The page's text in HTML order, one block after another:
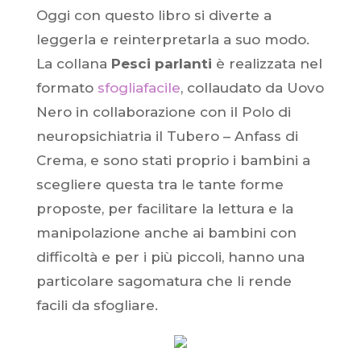
Oggi con questo libro si diverte a
leggerla e reinterpretarla a suo modo.
La collana Pesci parlanti è realizzata nel
formato sfogliafacile, collaudato da Uovo
Nero in collaborazione con il Polo di
neuropsichiatria il Tubero – Anfass di
Crema, e sono stati proprio i bambini a
scegliere questa tra le tante forme
proposte, per facilitare la lettura e la
manipolazione anche ai bambini con
difficoltà e per i più piccoli, hanno una
particolare sagomatura che li rende
facili da sfogliare.